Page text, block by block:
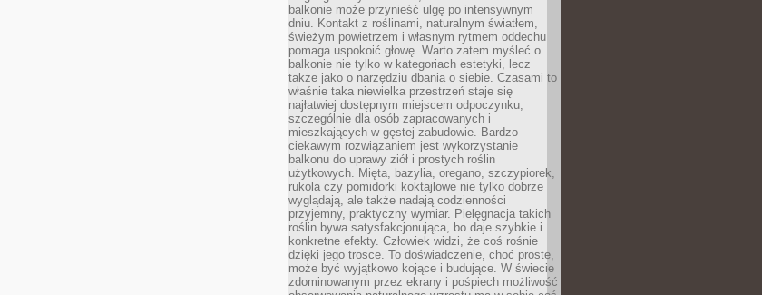
balkonie może przynieść ulgę po intensywnym
dniu. Kontakt z roślinami, naturalnym światłem,
świeżym powietrzem i własnym rytmem oddechu
pomaga uspokoić głowę. Warto zatem myśleć o
balkonie nie tylko w kategoriach estetyki, lecz
także jako o narzędziu dbania o siebie. Czasami to
właśnie taka niewielka przestrzeń staje się
najłatwiej dostępnym miejscem odpoczynku,
szczególnie dla osób zapracowanych i
mieszkających w gęstej zabudowie. Bardzo
ciekawym rozwiązaniem jest wykorzystanie
balkonu do uprawy ziół i prostych roślin
użytkowych. Mięta, bazylia, oregano, szczypiorek,
rukola czy pomidorki koktajlowe nie tylko dobrze
wyglądają, ale także nadają codzienności
przyjemny, praktyczny wymiar. Pielęgnacja takich
roślin bywa satysfakcjonująca, bo daje szybkie i
konkretne efekty. Człowiek widzi, że coś rośnie
dzięki jego trosce. To doświadczenie, choć proste,
może być wyjątkowo kojące i budujące. W świecie
zdominowanym przez ekrany i pośpiech możliwość